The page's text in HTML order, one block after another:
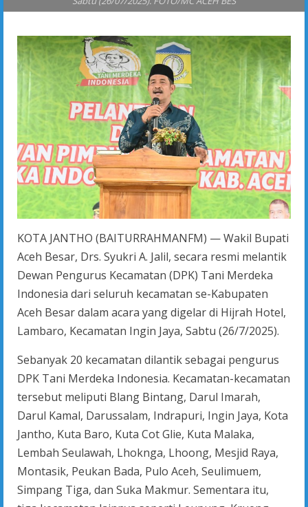
KOTA JANTHO (BAITURRAHMANFM) — Wakil Bupati
Aceh Besar, Drs. Syukri A. Jalil, secara resmi melantik
Dewan Pengurus Kecamatan (DPK) Tani Merdeka
Indonesia dari seluruh kecamatan se-Kabupaten
Aceh Besar dalam acara yang digelar di Hijrah Hotel,
Lambaro, Kecamatan Ingin Jaya, Sabtu (26/7/2025).
Sebanyak 20 kecamatan dilantik sebagai pengurus
DPK Tani Merdeka Indonesia. Kecamatan-kecamatan
tersebut meliputi Blang Bintang, Darul Imarah,
Darul Kamal, Darussalam, Indrapuri, Ingin Jaya, Kota
Jantho, Kuta Baro, Kuta Cot Glie, Kuta Malaka,
Lembah Seulawah, Lhoknga, Lhoong, Mesjid Raya,
Montasik, Peukan Bada, Pulo Aceh, Seulimuem,
Simpang Tiga, dan Suka Makmur. Sementara itu,